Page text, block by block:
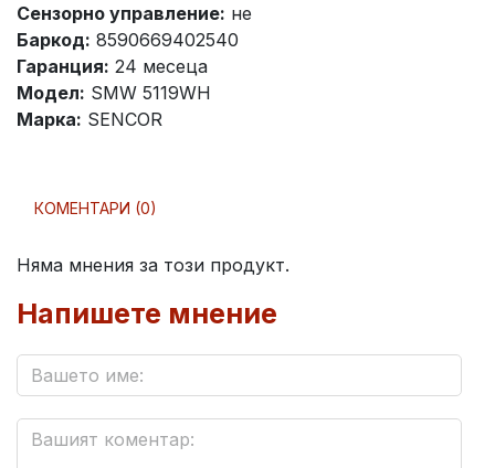
Сензорно управление: не
Баркод: 8590669402540
Гаранция: 24 месеца
Модел: SMW 5119WH
Марка: SENCOR
КОМЕНТАРИ (0)
Няма мнения за този продукт.
Напишете мнение